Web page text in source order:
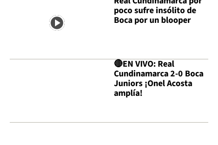
poco sufre insólito de
Boca por un blooper
🔴EN VIVO: Real
Cundinamarca 2-0 Boca
Juniors ¡Onel Acosta
amplía!